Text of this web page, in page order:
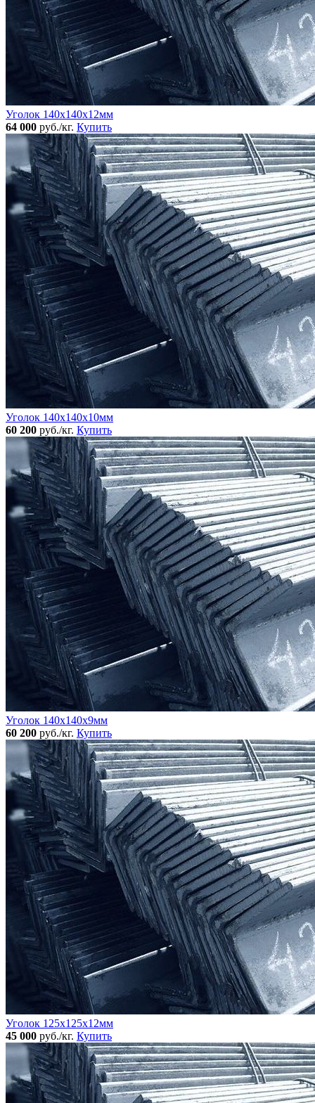
Уголок 140x140х12мм
64 000 руб./кг. Купить
Уголок 140x140х10мм
60 200 руб./кг. Купить
Уголок 140x140х9мм
60 200 руб./кг. Купить
Уголок 125x125х12мм
45 000 руб./кг. Купить